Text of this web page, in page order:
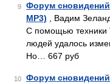
9
Форум сновидений
MP3) , Вадим
С помощью техники
людей удалось
Но… 667 руб
10 Форум сновидений